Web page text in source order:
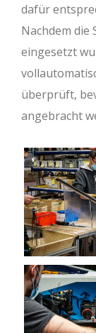
dafür
Nachdem
eingesetzt
überprüft,
angebracht